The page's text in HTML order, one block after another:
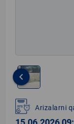
1
of
keyboard_arrow_left
Arizalarni